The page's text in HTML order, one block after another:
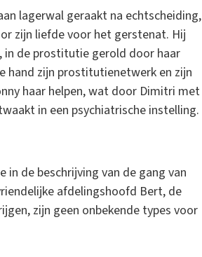
lagerwal geraakt na echtscheiding,
zijn liefde voor het gerstenat. Hij
in de prostitutie gerold door haar
hand zijn prostitutienetwerk en zijn
haar helpen, wat door Dimitri met
in een psychiatrische instelling.
in de beschrijving van de gang van
afdelingshoofd Bert, de
zijn geen onbekende types voor